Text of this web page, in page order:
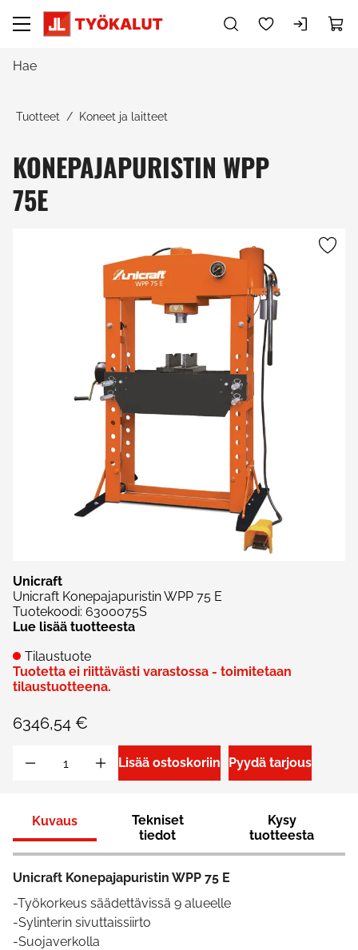
Tuotteet Koneet ja laitteet
KONEPAJAPURISTIN WPP
75E
Unicraft
Unicraft Konepajapuristin WPP 75 E
Tuotekoodi: 6300075S
Lue lisää tuotteesta
Tilaustuote
Tuotetta ei riittävästi varastossa - toimitetaan
tilaustuotteena.
6346,54 €
Lisää ostoskoriin Pyydä tarjous
Kuvaus
Tekniset
tiedot
Kysy
tuotteesta
Unicraft Konepajapuristin WPP 75 E
-Työkorkeus säädettävissä 9 alueelle
-Sylinterin sivuttaissiirto
-Suojaverkolla